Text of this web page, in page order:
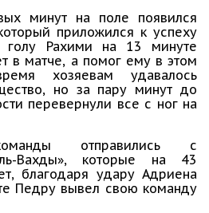
минут на поле появился
приложился к успеху
голу Рахими на 13 минуте
в матче, а помог ему в этом
хозяевам удавалось
но за пару минут до
перевернули все с ног на
отправились с
Вахды», которые на 43
благодаря удару Адриена
Педру вывел свою команду